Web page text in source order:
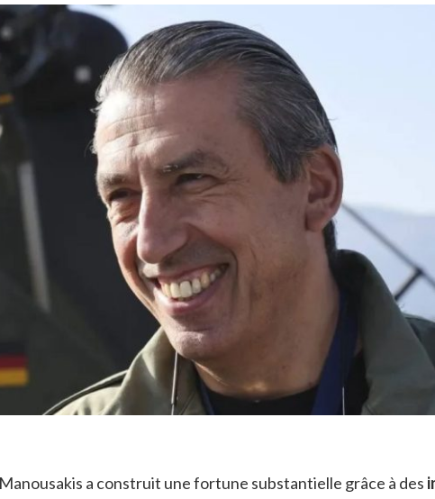
a construit une fortune substantielle grâce à des